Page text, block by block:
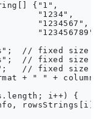
{"1",
"1234",
"1234567",
// fixed size
// fixed size
// fixed size
+ " " +
i++) {